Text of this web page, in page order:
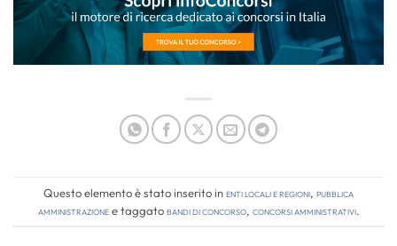
Questo elemento è stato inserito inEnti locali e regioni, Pubblica
amministrazionee taggatobandi di concorso, concorsi amministrativi.